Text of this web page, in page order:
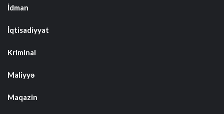
İdman
İqtisadiyyat
Kriminal
Maliyyə
Maqazin